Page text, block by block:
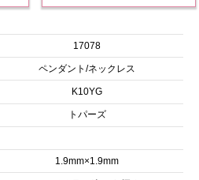
17078
ペンダント/ネックレス
K10YG
トパーズ
1.9mm×1.9mm